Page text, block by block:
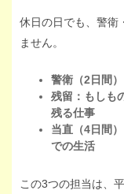
休日の日でも、警衛
ません。
警衛（2日間
残留：もしも
残る仕事
当直（4日間
での生活
この3つの担当は、